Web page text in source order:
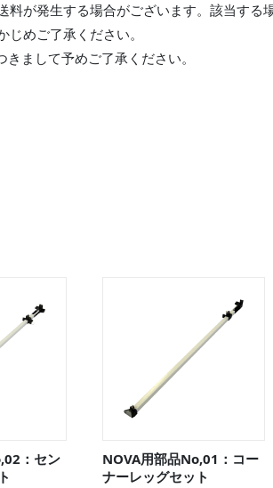
料が発生する場合がございます。該当する
じめご了承ください。
きまして予めご了承ください。
：セン
NOVA用部品No,01：コー
ナーレッグセット